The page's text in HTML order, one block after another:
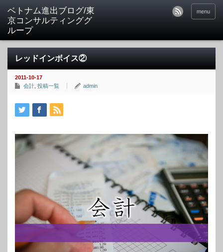
ベトナム進出ブログ/東
京コンサルティンググ
ループ
menu
レッドインボイス②
2011-10-17
会計 投稿一覧 admin